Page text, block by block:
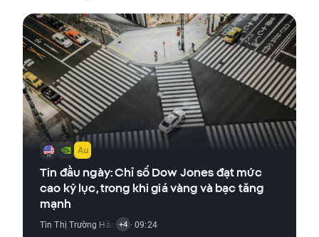
Tin đầu ngày: Chỉ số Dow Jones đạt mức
cao kỷ lục, trong khi giá vàng và bạc tăng
mạnh
Tin Thị Trường Hàng Hóa,Tin Thị Trường Chỉ Số
+4 · 09:24